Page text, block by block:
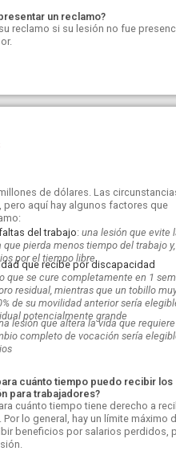
un reclamo?
reclamo si su lesión no fue
de dólares. Las
aquí hay algunos factores que
del trabajo: una lesión que evite
pierda menos tiempo del trabajo
por el tiempo libre
que recibe por discapacidad
que se cure completamente en 1
residual, mientras que un tobillo
de su movilidad anterior sería
potencialmente grande
lesión que altera la vida que requiere
completo de vocación sería
cuánto tiempo puedo recibir los
para trabajadores?
cuánto tiempo tiene derecho a
lo general, hay un límite máximo
beneficios por salarios perdidos,